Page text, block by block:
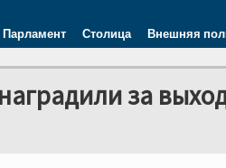
Парламент Столица Внешняя
за